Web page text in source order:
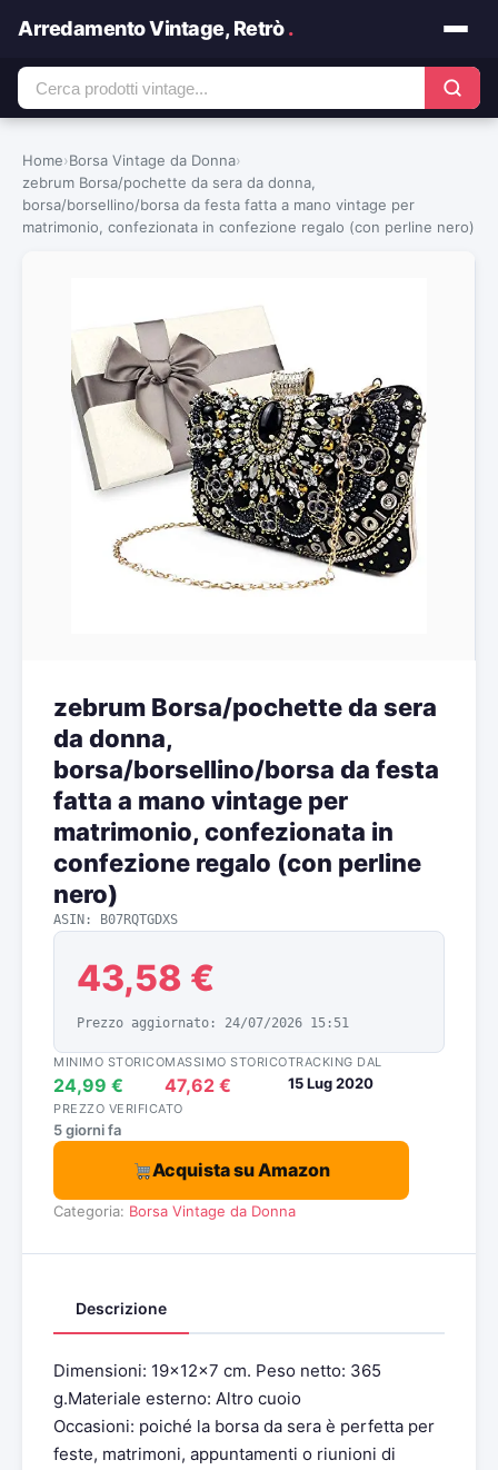
Arredamento Vintage, Retrò.
Home›Borsa Vintage da Donna›
zebrum Borsa/pochette da sera da donna,
borsa/borsellino/borsa da festa fatta a mano vintage per
matrimonio, confezionata in confezione regalo (con perline nero)
zebrum Borsa/pochette da sera
da donna,
borsa/borsellino/borsa da festa
fatta a mano vintage per
matrimonio, confezionata in
confezione regalo (con perline
nero)
ASIN: B07RQTGDXS
43,58 €
Prezzo aggiornato: 24/07/2026 15:51
MINIMO STORICO
24,99 €
MASSIMO STORICO
47,62 €
TRACKING DAL
15 Lug 2020
PREZZO VERIFICATO
5 giorni fa
Acquista su Amazon
Categoria: Borsa Vintage da Donna
Descrizione
Dimensioni: 19x12x7 cm. Peso netto: 365
g.Materiale esterno: Altro cuoio
Occasioni: poiché la borsa da sera è perfetta per
feste, matrimoni, appuntamenti o riunioni di